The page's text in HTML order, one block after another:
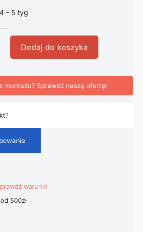
– 5 tyg
ilość FLOS To-Tie T1 lampa stołowa
Dodaj do koszyka
montażu? Sprawdź naszą ofertę!
warunki
500zł